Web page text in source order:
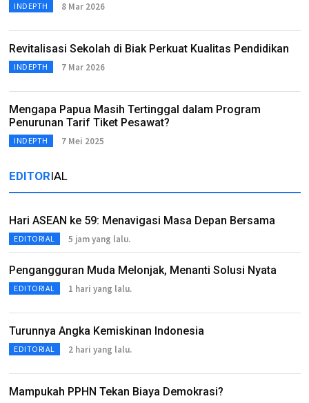
INDEPTH 8 Mar 2026
Revitalisasi Sekolah di Biak Perkuat Kualitas Pendidikan
INDEPTH 7 Mar 2026
Mengapa Papua Masih Tertinggal dalam Program
Penurunan Tarif Tiket Pesawat?
INDEPTH 7 Mei 2025
EDITORIAL
Hari ASEAN ke 59: Menavigasi Masa Depan Bersama
EDITORIAL 5 jam yang lalu.
Pengangguran Muda Melonjak, Menanti Solusi Nyata
EDITORIAL 1 hari yang lalu.
Turunnya Angka Kemiskinan Indonesia
EDITORIAL 2 hari yang lalu.
Mampukah PPHN Tekan Biaya Demokrasi?